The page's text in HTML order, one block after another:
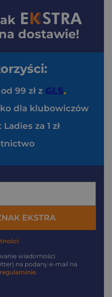
dostawie!
99 zł z
dla klubowiczów
za 1 zł
EKSTRA
wiadomości
na podany e-mail na
regulaminie.